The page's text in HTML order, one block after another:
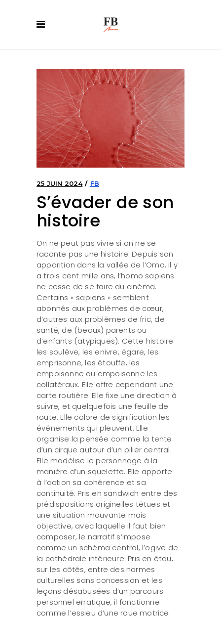
25 JUIN 2024 FB
S’évader de son
histoire
On ne peut pas vivre si on ne se
raconte pas une histoire. Depuis son
apparition dans la vallée de l’Omo, il y
a trois cent mille ans, l’homo sapiens
ne cesse de se faire du cinéma.
Certains « sapiens » semblent
abonnés aux problèmes de cœur,
d’autres aux problèmes de fric, de
santé, de (beaux) parents ou
d’enfants (atypiques). Cette histoire
les soulève, les enivre, égare, les
emprisonne, les étouffe, les
empoisonne ou empoisonne les
collatéraux. Elle offre cependant une
carte routière. Elle fixe une direction à
suivre, et quelquefois une feuille de
route. Elle colore de signification les
événements qui pleuvent. Elle
organise la pensée comme la tente
d’un cirque autour d’un pilier central.
Elle modélise le personnage à la
manière d’un squelette. Elle apporte
à l’action sa cohérence et sa
continuité. Pris en sandwich entre des
prédispositions originelles têtues et
une situation mouvante mais
objective, avec laquelle il faut bien
composer, le narratif s’impose
comme un schéma central, l’ogive de
la cathédrale intérieure. Pris en étau,
sur les côtés, entre des normes
culturelles sans concession et les
leçons désabusées d’un parcours
personnel erratique, il fonctionne
comme l’essieu d’une roue motrice.